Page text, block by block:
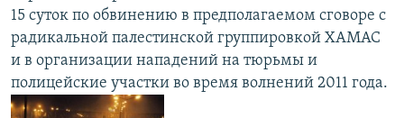
15 суток по обвинению в предполагаемом сговоре с
радикальной палестинской группировкой ХАМАС
и в организации нападений на тюрьмы и
полицейские участки во время волнений 2011 года.